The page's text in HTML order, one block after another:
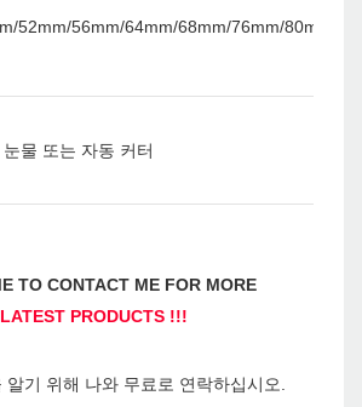
52mm/56mm/64mm/68mm/76mm/80mm
눈물 또는 자동 커터